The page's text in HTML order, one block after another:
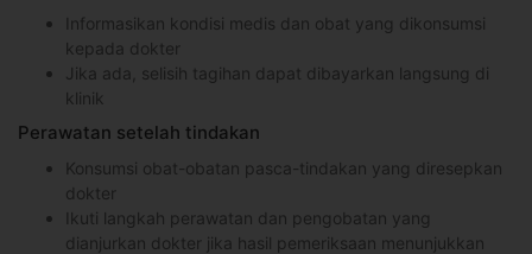
Informasikan kondisi medis dan obat yang dikonsumsi
kepada dokter
Jika ada, selisih tagihan dapat dibayarkan langsung di
klinik
Perawatan setelah tindakan
Konsumsi obat-obatan pasca-tindakan yang diresepkan
dokter
Ikuti langkah perawatan dan pengobatan yang
dianjurkan dokter jika hasil pemeriksaan menunjukkan